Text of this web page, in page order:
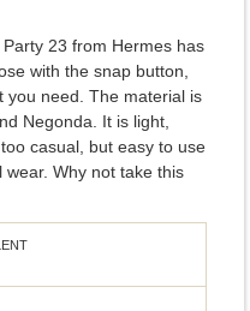
23 from Hermes has
with the snap button,
you need. The material is
Negonda. It is light,
casual, but easy to use
Why not take this